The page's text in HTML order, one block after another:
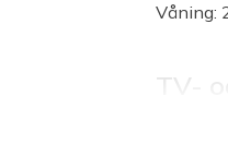
Våning:
TV-